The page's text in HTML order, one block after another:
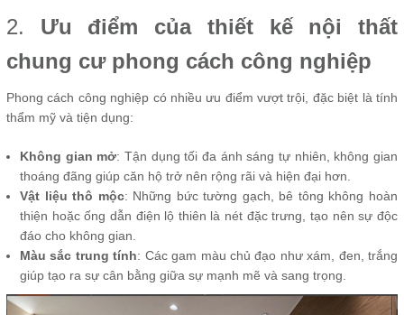
2. Ưu điểm của thiết kế nội thất
chung cư phong cách công nghiệp
Phong cách công nghiệp có nhiều ưu điểm vượt trội, đặc biệt là tính
thẩm mỹ và tiện dụng:
Không gian mở: Tận dụng tối đa ánh sáng tự nhiên, không gian
thoáng đãng giúp căn hộ trở nên rộng rãi và hiện đại hơn.
Vật liệu thô mộc: Những bức tường gạch, bê tông không hoàn
thiện hoặc ống dẫn điện lộ thiên là nét đặc trưng, tạo nên sự độc
đáo cho không gian.
Màu sắc trung tính: Các gam màu chủ đạo như xám, đen, trắng
giúp tạo ra sự cân bằng giữa sự mạnh mẽ và sang trọng.